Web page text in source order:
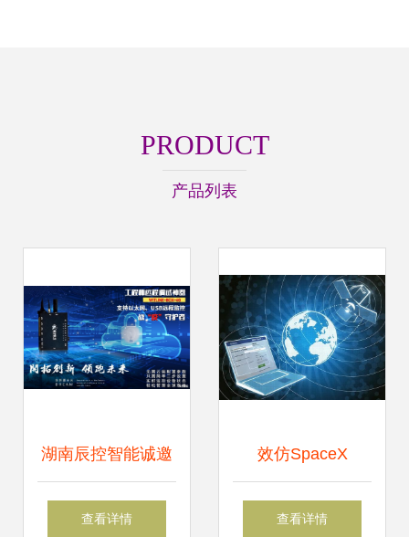
PRODUCT
产品列表
湖南辰控智能诚邀
您光临2022中国工
查看详情
效仿SpaceX
Facebook将提供卫
查看详情